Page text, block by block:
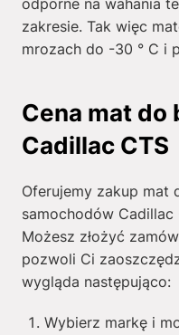
odporne na wahania
zakresie. Tak więc
mrozach do -30 ° C i
Cena mat do
Cadillac CTS
Oferujemy zakup mat
samochodów Cadillac
Możesz złożyć
pozwoli Ci
wygląda następująco:
Wybierz markę i